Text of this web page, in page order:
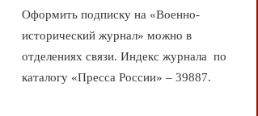
Оформить подписку на «Военно-
исторический журнал» можно в
отделениях связи. Индекс журнала по
каталогу «Пресса России» – 39887.